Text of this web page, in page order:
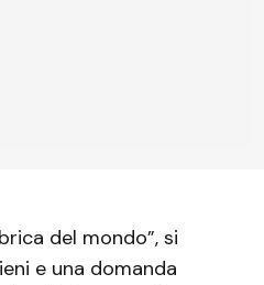
del mondo”, si
e una domanda